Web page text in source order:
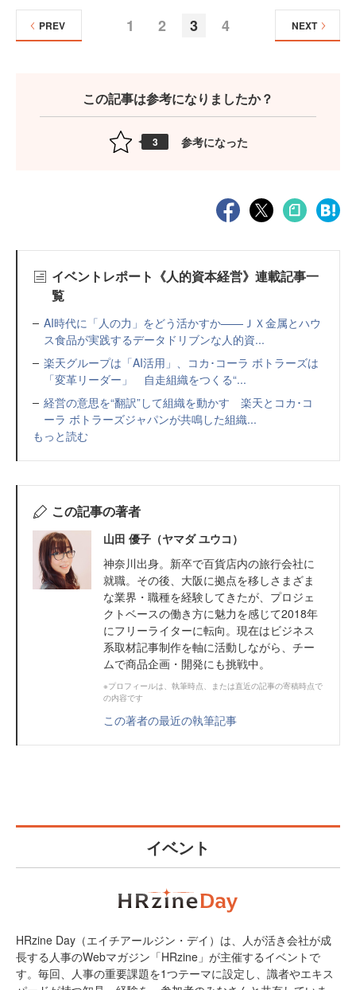
1 2 3 4
PREV NEXT
この記事は参考になりましたか？
3 参考になった
イベントレポート《人的資本経営》連載記事一
覧
AI時代に「人の力」をどう活かすか——ＪＸ金属とハウ
ス食品が実践するデータドリブンな人的資...
楽天グループは「AI活用」、コカ･コーラ ボトラーズは
「変革リーダー」 自走組織をつくる“...
経営の意思を“翻訳”して組織を動かす 楽天とコカ･コ
ーラ ボトラーズジャパンが共鳴した組織...
もっと読む
この記事の著者
山田 優子（ヤマダ ユウコ）
神奈川出身。新卒で百貨店内の旅行会社に
就職。その後、大阪に拠点を移しさまざま
な業界・職種を経験してきたが、プロジェ
クトベースの働き方に魅力を感じて2018年
にフリーライターに転向。現在はビジネス
系取材記事制作を軸に活動しながら、チー
ムで商品企画・開発にも挑戦中。
※プロフィールは、執筆時点、または直近の記事の寄稿時点で
の内容です
この著者の最近の執筆記事
イベント
HRzine Day（エイチアールジン・デイ）は、人が活き会社が成
長する人事のWebマガジン「HRzine」が主催するイベントで
す。毎回、人事の重要課題を1つテーマに設定し、識者やエキス